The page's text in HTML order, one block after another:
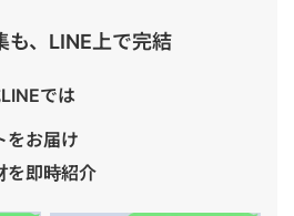
も、LINE上で完結
では
をお届け
を即時紹介